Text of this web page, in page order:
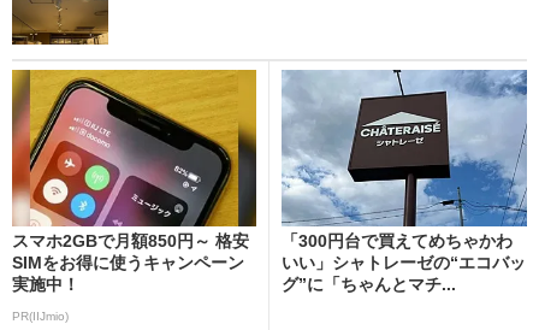
スマホ2GBで月額850円～ 格安
SIMをお得に使うキャンペーン
実施中！
PR(IIJmio)
「300円台で買えてめちゃかわ
いい」シャトレーゼの“エコバッ
グ”に「ちゃんとマチ...